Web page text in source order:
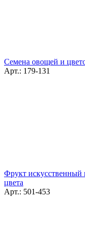
Семена овощей и
Арт.: 179-131
Фрукт искусственный
цвета
Арт.: 501-453